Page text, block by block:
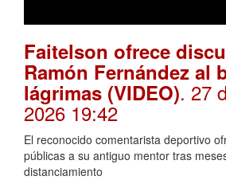
Faitelson ofrece
Ramón Fernández al
lágrimas (VIDEO). 27
2026 19:42
El reconocido comentarista deportivo
públicas a su antiguo mentor tras
distanciamiento